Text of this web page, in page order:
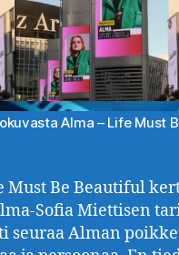
Alma – Life Must
Must Be Beautiful
Sofia Miettisen
seuraa Alman